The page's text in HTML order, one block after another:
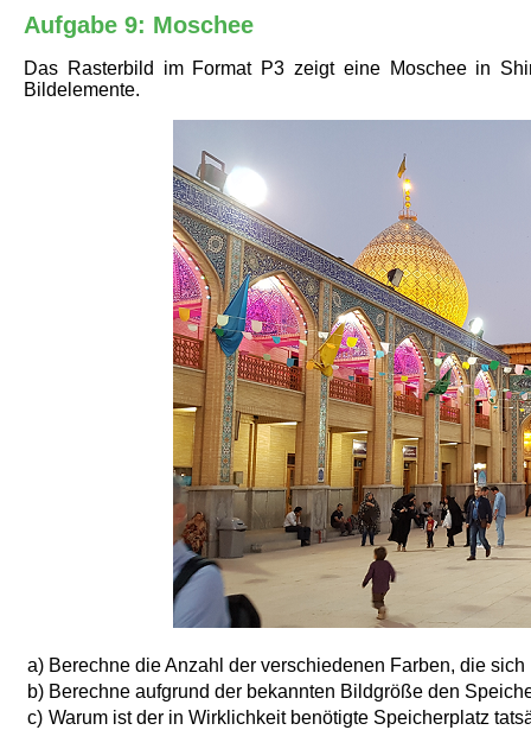
Aufgabe 9: Moschee
Das Rasterbild im Format P3 zeigt eine Moschee in
Bildelemente.
a) Berechne die Anzahl der verschiedenen Farben, die
b) Berechne aufgrund der bekannten Bildgröße den
c) Warum ist der in Wirklichkeit benötigte Speicherplatz